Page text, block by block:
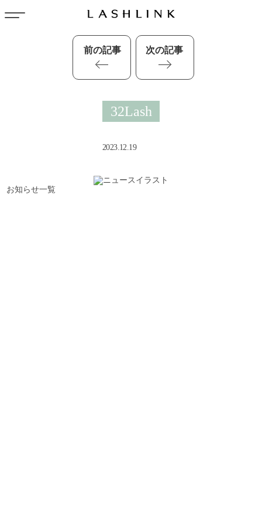
32Lash
2023.12.19
前の記事 次の記事
お知らせ一覧